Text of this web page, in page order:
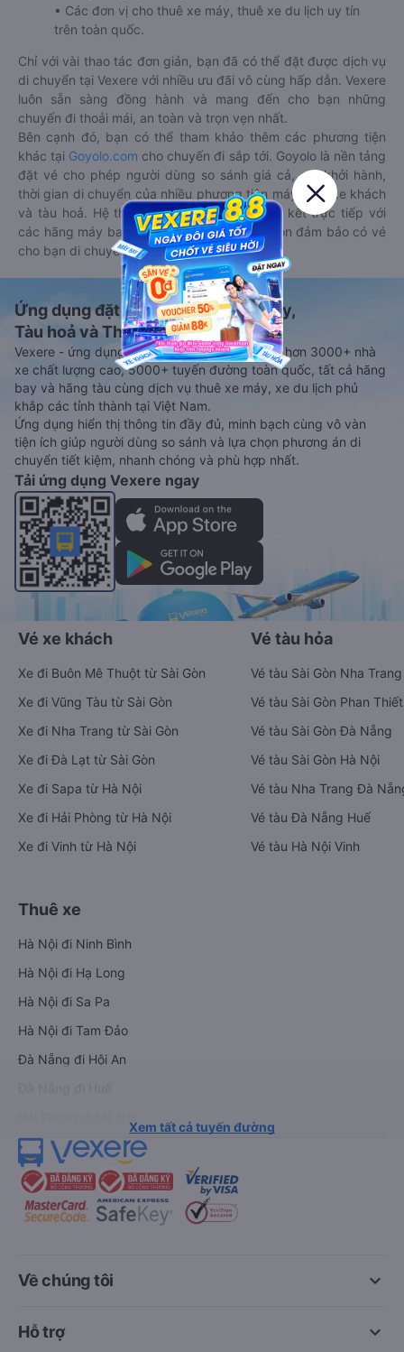
• Các đơn vị cho thuê xe máy, thuê xe du lịch uy tín
trên toàn quốc.
Chỉ với vài thao tác đơn giản, bạn đã có thể đặt được dịch vụ
di chuyển tại Vexere với nhiều ưu đãi vô cùng hấp dẫn. Vexere
luôn sẵn sàng đồng hành và mang đến cho bạn những
chuyến đi thoải mái, an toàn và trọn vẹn nhất.
Bên cạnh đó, bạn có thể tham khảo thêm các phương tiện
khác tại Goyolo.com cho chuyến đi sắp tới. Goyolo là nền tảng
đặt vé cho phép người dùng so sánh giá cả, giờ khởi hành,
thời gian di chuyển của nhiều phương tiện máy bay, xe khách
và tàu hoả. Hệ thống của Goyolo được liên kết trực tiếp với
các hãng máy bay, xe khách và tàu hoả, luôn đảm bảo có vé
cho bạn di chuyển.
Ứng dụng đặt vé Xe khách, Máy bay,
Tàu hoả và Thuê xe
Vexere - ứng dụng đặt vé đa phương tiện với hơn 3000+ nhà
xe chất lượng cao, 5000+ tuyến đường toàn quốc, tất cả hãng
bay và hãng tàu cùng dịch vụ thuê xe máy, xe du lịch phủ
khắp các tỉnh thành tại Việt Nam.
Ứng dụng hiển thị thông tin đầy đủ, minh bạch cùng vô vàn
tiện ích giúp người dùng so sánh và lựa chọn phương án di
chuyển tiết kiệm, nhanh chóng và phù hợp nhất.
Tải ứng dụng Vexere ngay
Vé xe khách
Xe đi Buôn Mê Thuột từ Sài Gòn
Xe đi Vũng Tàu từ Sài Gòn
Xe đi Nha Trang từ Sài Gòn
Xe đi Đà Lạt từ Sài Gòn
Xe đi Sapa từ Hà Nội
Xe đi Hải Phòng từ Hà Nội
Xe đi Vinh từ Hà Nội
Vé tàu hỏa
Vé tàu Sài Gòn Nha Trang
Vé tàu Sài Gòn Phan Thiết
Vé tàu Sài Gòn Đà Nẵng
Vé tàu Sài Gòn Hà Nội
Vé tàu Nha Trang Đà
Vé tàu Đà Nẵng Huế
Vé tàu Hà Nội Vinh
Thuê xe
Hà Nội đi Ninh Bình
Hà Nội đi Hạ Long
Hà Nội đi Sa Pa
Hà Nội đi Tam Đảo
Đà Nẵng đi Hội An
Xem tất cả tuyến đường
keyboard_arrow_down
Về chúng tôi
keyboard_arrow_down
Hỗ trợ